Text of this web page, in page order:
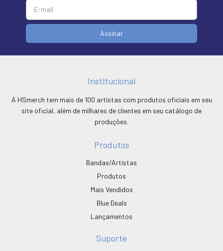
Institucional
A HSmerch tem mais de 100 artistas com produtos oficiais em seu
site oficial, além de milhares de clientes em seu catálogo de
produções.
Produtos
Bandas/Artistas
Produtos
Mais Vendidos
Blue Deals
Lançamentos
Suporte